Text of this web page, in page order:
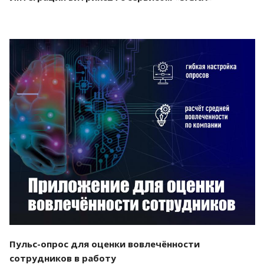
Смотреть проект
Пульс-опрос для оценки вовлечённости
сотрудников в работу